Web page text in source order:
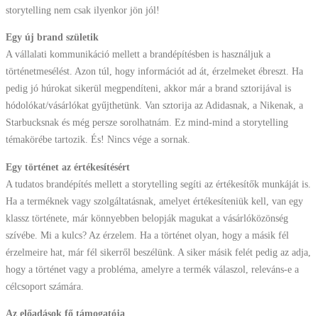
storytelling nem csak ilyenkor jön jól!
Egy új brand születik
A vállalati kommunikáció mellett a brandépítésben is használjuk a
történetmesélést. Azon túl, hogy információt ad át, érzelmeket ébreszt. Ha
pedig jó húrokat sikerül megpendíteni, akkor már a brand sztorijával is
hódolókat/vásárlókat gyűjthetünk. Van sztorija az Adidasnak, a Nikenak, a
Starbucksnak és még persze sorolhatnám. Ez mind-mind a storytelling
témakörébe tartozik. És! Nincs vége a sornak.
Egy történet az értékesítésért
A tudatos brandépítés mellett a storytelling segíti az értékesítők munkáját is.
Ha a terméknek vagy szolgáltatásnak, amelyet értékesíteniük kell, van egy
klassz története, már könnyebben belopják magukat a vásárlóközönség
szívébe. Mi a kulcs? Az érzelem. Ha a történet olyan, hogy a másik fél
érzelmeire hat, már fél sikerről beszélünk. A siker másik felét pedig az adja,
hogy a történet vagy a probléma, amelyre a termék válaszol, releváns-e a
célcsoport számára.
Az előadások fő támogatója